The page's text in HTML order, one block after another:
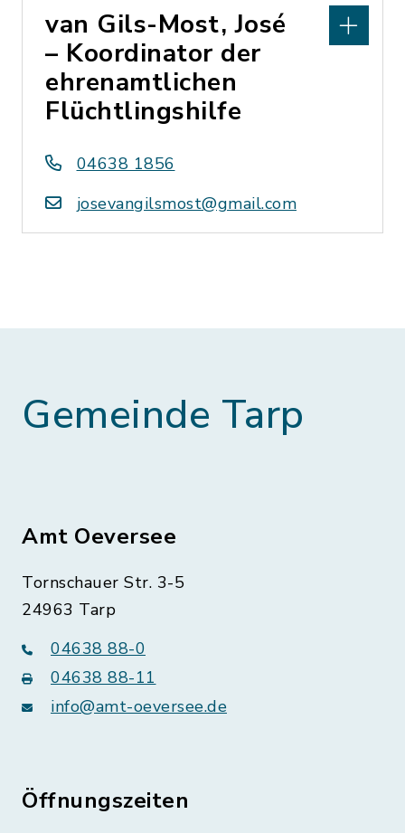
van Gils-Most, José
– Koordinator der
ehrenamtlichen
Flüchtlingshilfe
04638 1856
josevangilsmost@gmail.com
Gemeinde Tarp
Amt Oeversee
Tornschauer Str. 3-5
24963 Tarp
04638 88-0
04638 88-11
info@amt-oeversee.de
Öffnungszeiten